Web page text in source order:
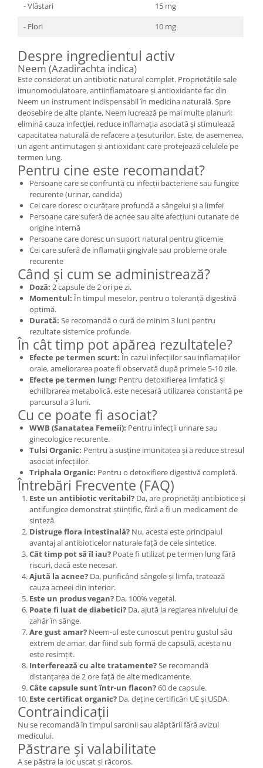
- Vlăstari
15 mg
- Flori
10 mg
Despre ingredientul activ
Neem (Azadirachta indica)
Este considerat un antibiotic natural complet. Proprietățile sale
imunomodulatoare, antiinflamatoare și antioxidante fac din
Neem un instrument indispensabil în medicina naturală. Spre
deosebire de alte plante, Neem lucrează pe mai multe planuri:
elimină cauza infecției, reduce inflamația asociată și stimulează
capacitatea naturală de refacere a țesuturilor. Este, de asemenea,
un agent antimutagen și antioxidant care protejează celulele pe
termen lung.
Pentru cine este recomandat?
Persoane care se confruntă cu infecții bacteriene sau fungice
recurente (urinar, candida)
Cei care doresc o curățare profundă a sângelui și a limfei
Persoane care suferă de acnee sau alte afecțiuni cutanate de
origine internă
Persoane care doresc un suport natural pentru glicemie
Cei care suferă de inflamații gingivale sau probleme orale
recurente
Când și cum se administrează?
Doză: 2 capsule de 2 ori pe zi.
Momentul: În timpul meselor, pentru o toleranță digestivă
optimă.
Durată: Se recomandă o cură de minim 3 luni pentru
rezultate sistemice profunde.
În cât timp pot apărea rezultatele?
Efecte pe termen scurt: În cazul infecțiilor sau inflamațiilor
orale, ameliorarea poate fi observată după primele 5-10 zile.
Efecte pe termen lung: Pentru detoxifierea limfatică și
echilibrarea metabolică, este necesară utilizarea constantă pe
parcursul a 3 luni.
Cu ce poate fi asociat?
WWB (Sanatatea Femeii): Pentru infecții urinare sau
ginecologice recurente.
Tulsi Organic: Pentru a susține imunitatea și a reduce stresul
asociat infecțiilor.
Triphala Organic: Pentru o detoxifiere digestivă completă.
Întrebări Frecvente (FAQ)
Este un antibiotic veritabil? Da, are proprietăți antibiotice și
antifungice demonstrat științific, fără a fi un medicament de
sinteză.
Distruge flora intestinală? Nu, acesta este principalul
avantaj al antibioticelor naturale față de cele sintetice.
Cât timp pot să îl iau? Poate fi utilizat pe termen lung fără
riscuri, dacă este necesar.
Ajută la acnee? Da, purificând sângele și limfa, tratează
cauza acneei din interior.
Este un produs vegan? Da, 100% vegetal.
Poate fi luat de diabetici? Da, ajută la reglarea nivelului de
zahăr în sânge.
Are gust amar? Neem-ul este cunoscut pentru gustul său
extrem de amar, dar fiind sub formă de capsulă, acesta nu
este resimțit.
Interferează cu alte tratamente?Se recomandă
distanțarea de 2 ore față de alte medicamente.
Câte capsule sunt într-un flacon?60 de capsule.
Este certificat organic? Da, deține certificări UE și USDA.
Contraindicații
Nu se recomandă în timpul sarcinii sau alăptării fără avizul
medicului.
Păstrare și valabilitate
A se păstra la loc uscat și răcoros.